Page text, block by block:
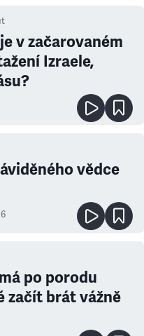
v začarovaném
Izraele,
vědce
po porodu
začít brát vážně